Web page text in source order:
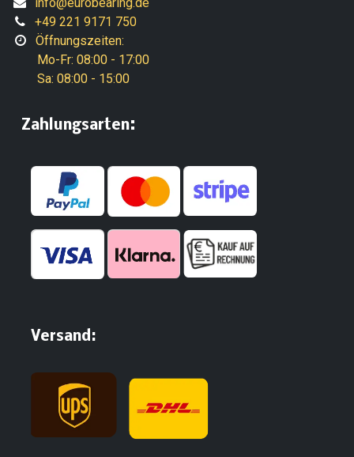
+49 221 9171 750
Öffnungszeiten:
Mo-Fr: 08:00 - 17:00
Sa: 08:00 - 15:00
​Zahlungsarten:
Versand: